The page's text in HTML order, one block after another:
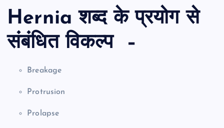
Hernia शब्द के प्रयोग से
संबंधित विकल्प –
Breakage
Protrusion
Prolapse